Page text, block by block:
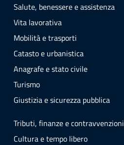
Salute, benessere e assistenza
Vita lavorativa
Mobilità e trasporti
Catasto e urbanistica
Anagrafe e stato civile
Turismo
Giustizia e sicurezza pubblica
Tributi, finanze e contravvenzioni
Cultura e tempo libero